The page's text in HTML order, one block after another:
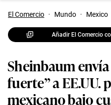
El Comercio · Mundo · Mexico
Añadir El Comercio
Sheinbaum
fuerte” a EE.UU.
mexicano bajo